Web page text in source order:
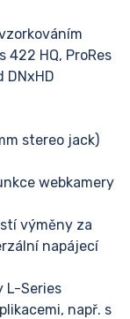
422 HQ, ProRes
DNxHD
stereo jack)
webkamery
výměny za
napájecí
L-Series
např. s